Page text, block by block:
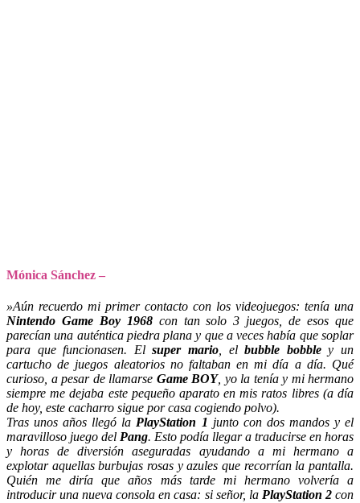
Mónica Sánchez –
»Aún recuerdo mi primer contacto con los videojuegos: tenía una
Nintendo Game Boy 1968con tan solo 3 juegos, de esos que
parecían una auténtica piedra plana y que a veces había que soplar
para que funcionasen. Elsuper mario , elbubble bobbley un
cartucho de juegos aleatorios no faltaban en mi día a día. Qué
curioso, a pesar de llamarse Game BOY, yo la tenía y mi hermano
siempre me dejaba este pequeño aparato en mis ratos libres (a día
de hoy, este cacharro sigue por casa cogiendo polvo).
Tras unos años llegó la PlayStation 1 junto con dos mandos y el
maravilloso juego del Pang. Esto podía llegar a traducirse en horas
y horas de diversión aseguradas ayudando a mi hermano a
explotar aquellas burbujas rosas y azules que recorrían la pantalla.
Quién me diría que años más tarde mi hermano volvería a
introducir una nueva consola en casa: si señor, la PlayStation 2con